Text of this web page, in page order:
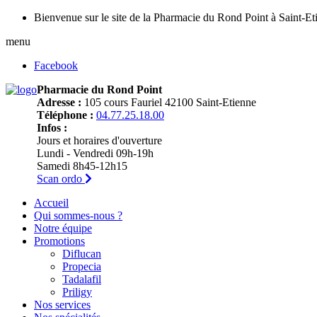
Bienvenue sur le site de la Pharmacie du Rond Point à Saint-
menu
Facebook
Pharmacie du Rond Point
Adresse : 105 cours Fauriel 42100 Saint-Etienne
Téléphone : 04.77.25.18.00
Infos :
Jours et horaires d'ouverture
Lundi - Vendredi 09h-19h
Samedi 8h45-12h15
Scan ordo
Accueil
Qui sommes-nous ?
Notre équipe
Promotions
Diflucan
Propecia
Tadalafil
Priligy
Nos services